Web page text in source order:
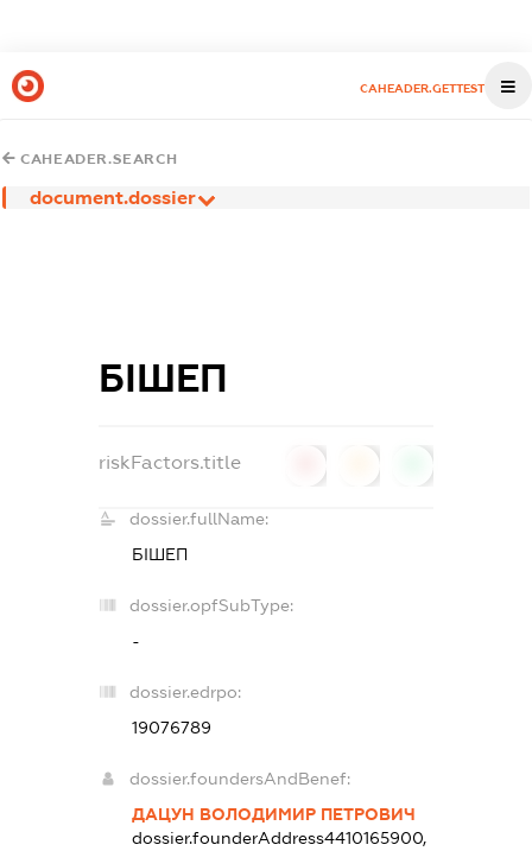
CAHEADER.GETTEST
CAHEADER.SEARCH
document.dossier
БІШЕП
riskFactors.title
dossier.fullName:
БІШЕП
dossier.opfSubType:
-
dossier.edrpo:
19076789
dossier.foundersAndBenef:
ДАЦУН ВОЛОДИМИР ПЕТРОВИЧ
dossier.founderAddress4410165900,